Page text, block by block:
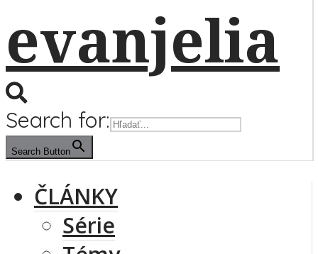
Search for:
Search Button
ČLÁNKY
Série